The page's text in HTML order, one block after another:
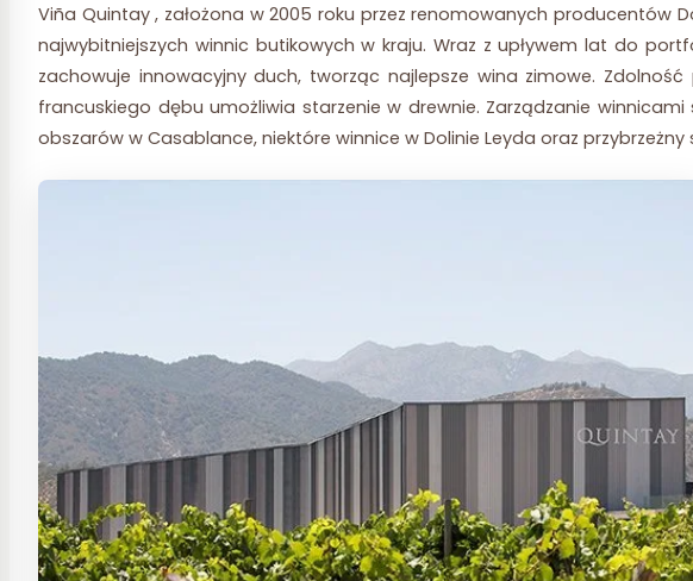
Viña Quintay , założona w 2005 roku przez renomowanych producentów
najwybitniejszych winnic butikowych w kraju. Wraz z upływem lat do
zachowuje innowacyjny duch, tworząc najlepsze wina zimowe.
francuskiego dębu umożliwia starzenie w drewnie. Zarządzanie
obszarów w Casablance, niektóre winnice w Dolinie Leyda oraz